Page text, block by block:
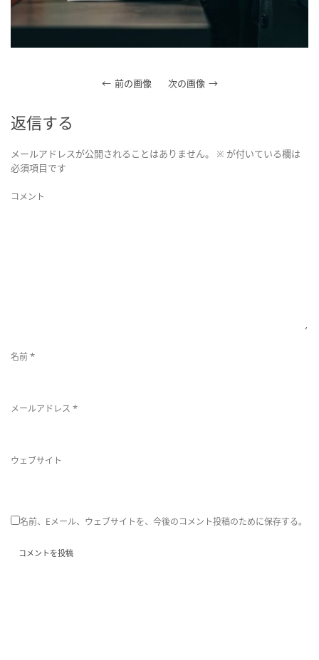
前の画像 次の画像
返信する
メールアドレスが公開されることはありません。 ※ が付いている欄は
必須項目です
コメント
名前*
メールアドレス *
ウェブサイト
名前、Eメール、ウェブサイトを、今後のコメント投稿のために保存する。